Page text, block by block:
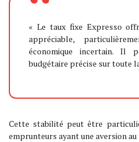
« Le taux fixe Expresso
appréciable,
économique incertain. Il
budgétaire précise sur toute
Cette stabilité peut être
emprunteurs ayant une aversion